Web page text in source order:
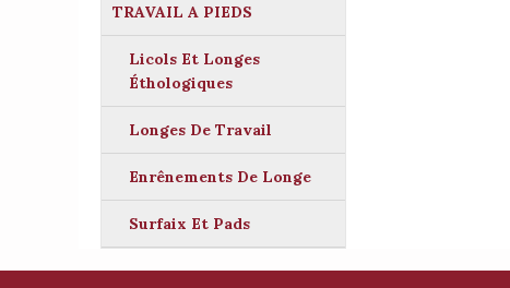
TRAVAIL A PIEDS
Licols Et Longes
Éthologiques
Longes De Travail
Enrênements De Longe
Surfaix Et Pads